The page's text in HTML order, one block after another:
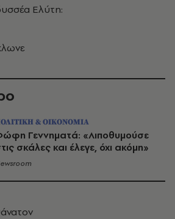
Ελύτη:
& ΟΙΚΟΝΟΜΙΑ
Γεννηματά: «Λιποθυμούσε
σκάλες και έλεγε, όχι ακόμη»